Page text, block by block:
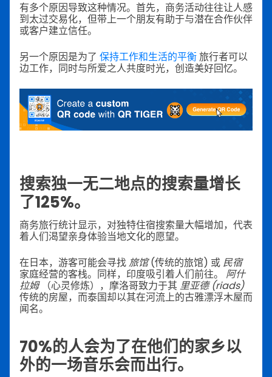
有多个原因导致这种情况。首先，商务活动往往让人感
到太过交易化，但带上一个朋友有助于与潜在合作伙伴
或客户建立信任。
另一个原因是为了 保持工作和生活的平衡旅行者可以
边工作，同时与所爱之人共度时光，创造美好回忆。
搜索独一无二地点的搜索量增长
了125%。
商务旅行统计显示，对独特住宿搜索量大幅增加，代表
着人们渴望亲身体验当地文化的愿望。
在日本，游客可能会寻找旅馆(传统的旅馆) 或 民宿
家庭经营的客栈。同样，印度吸引着人们前往。 阿什
拉姆 （心灵修炼），摩洛哥致力于其里亚德 (riads)
传统的房屋，而泰国却以其在河流上的古雅漂浮木屋而
闻名。
70%的人会为了在他们的家乡以
外的一场音乐会而出行。